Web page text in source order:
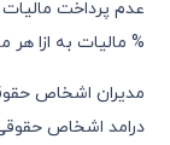
% مالیات به ازا هر ماه خواهد
مدیران اشخاص
درامد اشخاص